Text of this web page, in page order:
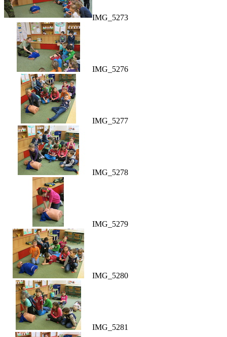
IMG_5273
IMG_5276
IMG_5277
IMG_5278
IMG_5279
IMG_5280
IMG_5281